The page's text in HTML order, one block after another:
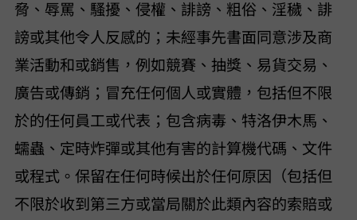
脅、辱罵、騷擾、侵權、誹謗、粗俗、淫穢、誹
謗或其他令人反感的； (iv) 未經 VideoHunter 事先書面同意涉及商
業活動和/或銷售，例如競賽、抽獎、易貨交易、
廣告或傳銷； (v) 冒充任何個人或實體，包括但不限
於 VideoHunter 的任何員工或代表； (vi) 包含病毒、特洛伊木馬、
蠕蟲、定時炸彈或其他有害的計算機代碼、文件
或程式。 VideoHunter 保留在任何時候出於任何原因（包括但
不限於收到第三方或當局關於此類內容的索賠或